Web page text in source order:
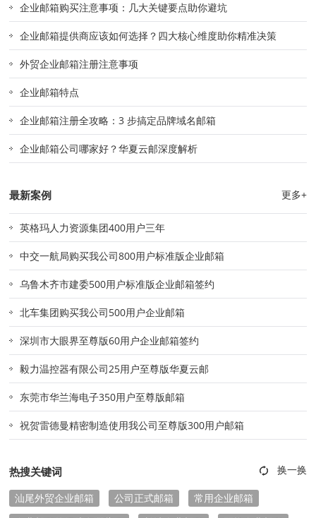
企业邮箱购买注意事项：几大关键要点助你避坑
企业邮箱提供商应该如何选择？四大核心维度助你精准决策
外贸企业邮箱注册注意事项
企业邮箱特点
企业邮箱注册全攻略：3 步搞定品牌域名邮箱
企业邮箱公司哪家好？华夏云邮深度解析
最新案例 更多+
英格玛人力资源集团400用户三年
中交一航局购买我公司800用户标准版企业邮箱
乌鲁木齐市建委500用户标准版企业邮箱签约
北车集团购买我公司500用户企业邮箱
深圳市大眼界至尊版60用户企业邮箱签约
毅力温控器有限公司25用户至尊版华夏云邮
东莞市华兰海电子350用户至尊版邮箱
祝贺雷德曼精密制造使用我公司至尊版300用户邮箱
热搜关键词
汕尾外贸企业邮箱 公司正式邮箱
常用企业邮箱